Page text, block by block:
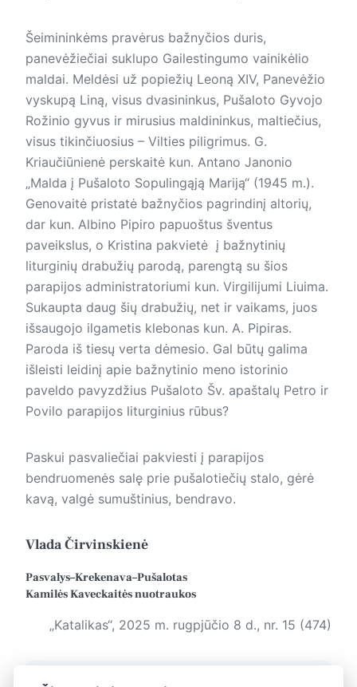
Šeimininkėms pravėrus bažnyčios duris,
panevėžiečiai suklupo Gailestingumo vainikėlio
maldai. Meldėsi už popiežių Leoną XIV, Panevėžio
vyskupą Liną, visus dvasininkus, Pušaloto Gyvojo
Rožinio gyvus ir mirusius maldininkus, maltiečius,
visus tikinčiuosius – Vilties piligrimus. G.
Kriaučiūnienė perskaitė kun. Antano Janonio
„Malda į Pušaloto Sopulingąją Mariją“ (1945 m.).
Genovaitė pristatė bažnyčios pagrindinį altorių,
dar kun. Albino Pipiro papuoštus šventus
paveikslus, o Kristina pakvietė į bažnytinių
liturginių drabužių parodą, parengtą su šios
parapijos administratoriumi kun. Virgilijumi Liuima.
Sukaupta daug šių drabužių, net ir vaikams, juos
išsaugojo ilgametis klebonas kun. A. Pipiras.
Paroda iš tiesų verta dėmesio. Gal būtų galima
išleisti leidinį apie bažnytinio meno istorinio
paveldo pavyzdžius Pušaloto Šv. apaš­talų Petro ir
Povilo parapijos liturginius rūbus?
Paskui pasvaliečiai pakviesti į parapijos
bendruomenės salę prie pušalotiečių stalo, gėrė
kavą, valgė sumuštinius, bendravo.
Vlada Čirvinskienė
Pasvalys–Krekenava–Pušalotas
Kamilės Kaveckaitės nuotraukos
„Katalikas“, 2025 m. rugpjūčio 8 d., nr. 15 (474)
Žymos: Katalikas